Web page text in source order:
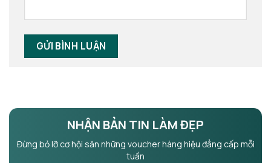
NHẬN BẢN TIN LÀM ĐẸP
Đừng bỏ lỡ cơ hội săn những voucher hàng hiệu đẳng cấp mỗi
tuần